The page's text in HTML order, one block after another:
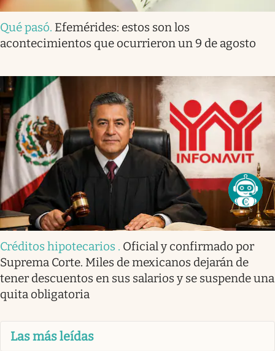
Qué pasó. Efemérides: estos son los
acontecimientos que ocurrieron un 9 de agosto
Créditos hipotecarios . Oficial y confirmado por
Suprema Corte. Miles de mexicanos dejarán de
tener descuentos en sus salarios y se suspende una
quita obligatoria
Las más leídas